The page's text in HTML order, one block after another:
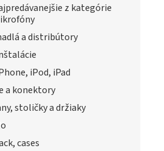
z kategórie
a distribútory
iPod, iPad
a konektory
stoličky a držiaky
cases